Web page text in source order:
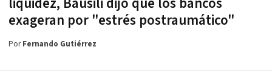
exageran por "estrés postraumático"
PorFernando Gutiérrez